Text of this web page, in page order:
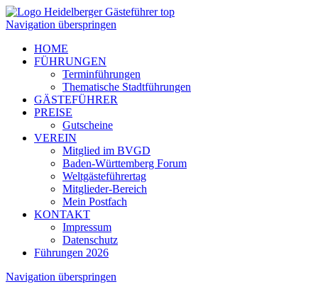
Navigation überspringen
HOME
FÜHRUNGEN
Terminführungen
Thematische Stadtführungen
GÄSTEFÜHRER
PREISE
Gutscheine
VEREIN
Mitglied im BVGD
Baden-Württemberg Forum
Weltgästeführertag
Mitglieder-Bereich
Mein Postfach
KONTAKT
Impressum
Datenschutz
Führungen 2026
Navigation überspringen